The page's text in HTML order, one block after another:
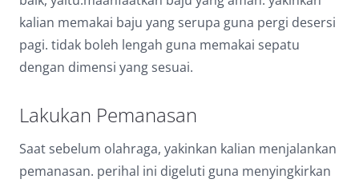
kalian memakai baju yang serupa guna pergi desersi
pagi. tidak boleh lengah guna memakai sepatu
dengan dimensi yang sesuai.
Lakukan Pemanasan
Saat sebelum olahraga, yakinkan kalian menjalankan
pemanasan. perihal ini digeluti guna menyingkirkan